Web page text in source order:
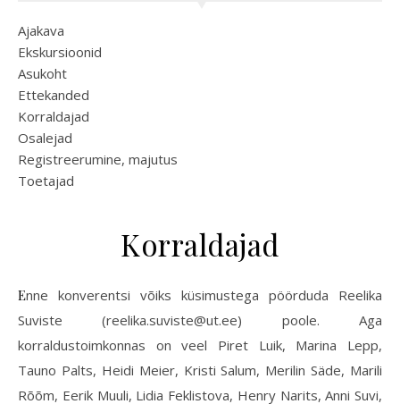
Ajakava
Ekskursioonid
Asukoht
Ettekanded
Korraldajad
Osalejad
Registreerumine, majutus
Toetajad
Korraldajad
Enne konverentsi võiks küsimustega pöörduda Reelika
Suviste (reelika.suviste@ut.ee) poole. Aga
korraldustoimkonnas on veel Piret Luik, Marina Lepp,
Tauno Palts, Heidi Meier, Kristi Salum, Merilin Säde, Marili
Rõõm, Eerik Muuli, Lidia Feklistova, Henry Narits, Anni Suvi,